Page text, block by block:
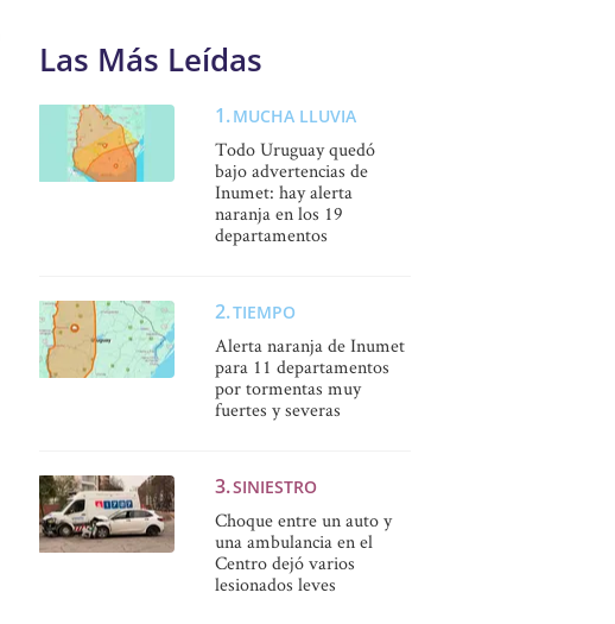
Las Más Leídas
MUCHA LLUVIA
Todo Uruguay quedó
bajo advertencias de
Inumet: hay alerta
naranja en los 19
departamentos
TIEMPO
Alerta naranja de Inumet
para 11 departamentos
por tormentas muy
fuertes y severas
SINIESTRO
Choque entre un auto y
una ambulancia en el
Centro dejó varios
lesionados leves